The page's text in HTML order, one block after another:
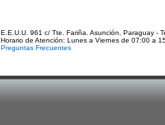
E.E.U.U. 961 c/ Tte. Fariña. Asunción, Paraguay -
Horario de Atención: Lunes a Viernes de 07:00 a
Preguntas Frecuentes